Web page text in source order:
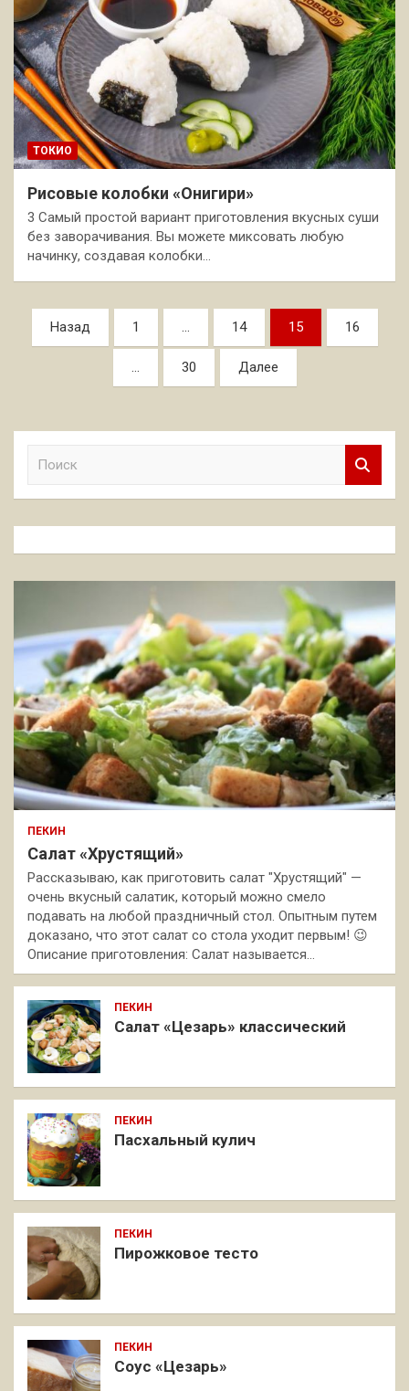
ТОКИО
Рисовые колобки «Онигири»
3 Самый простой вариант приготовления вкусных суши
без заворачивания. Вы можете миксовать любую
начинку, создавая колобки…
Пагинация
записей
Назад 1 … 14 15 16
… 30 Далее
к
ПЕКИН
Салат «Хрустящий»
Рассказываю, как приготовить салат "Хрустящий" —
очень вкусный салатик, который можно смело
подавать на любой праздничный стол. Опытным путем
доказано, что этот салат со стола уходит первым! 😉
Описание приготовления: Салат называется…
ПЕКИН
Салат «Цезарь» классический
ПЕКИН
Пасхальный кулич
ПЕКИН
Пирожковое тесто
ПЕКИН
Соус «Цезарь»